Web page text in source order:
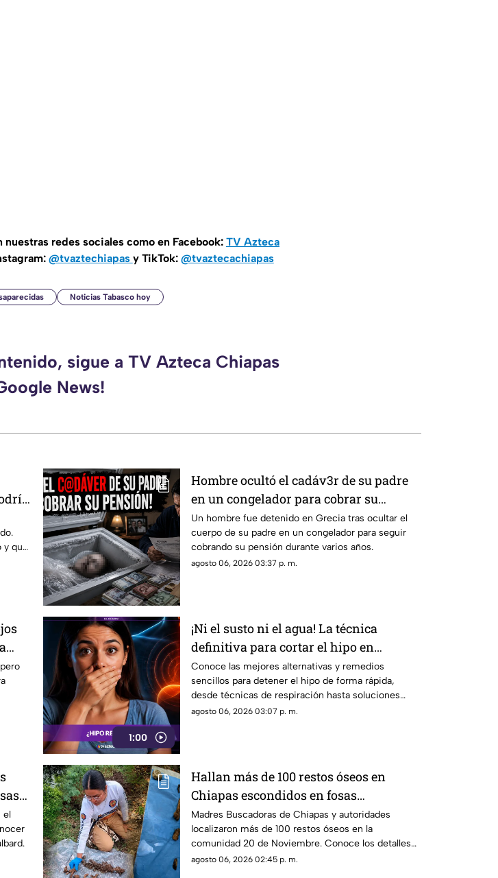
redes sociales como en Facebook: TV Azteca
@tvaztechiapas y TikTok: @tvaztecachiapas
Noticias Tabasco hoy
sigue a TV Azteca Chiapas
News!
y qué
Hombre ocultó el cadáv3r de su padre
en un congelador para cobrar su
pensión durante años
Un hombre fue detenido en Grecia tras ocultar el
cuerpo de su padre en un congelador para seguir
cobrando su pensión durante varios años.
agosto 06, 2026 03:37 p. m.
1:00
¡Ni el susto ni el agua! La técnica
definitiva para cortar el hipo en
segundos
Conoce las mejores alternativas y remedios
sencillos para detener el hipo de forma rápida,
desde técnicas de respiración hasta soluciones
caseras.
agosto 06, 2026 03:07 p. m.
el
Hallan más de 100 restos óseos en
Chiapas escondidos en fosas
clandestinas
Madres Buscadoras de Chiapas y autoridades
localizaron más de 100 restos óseos en la
comunidad 20 de Noviembre. Conoce los detalles
del hallazgo.
agosto 06, 2026 02:45 p. m.